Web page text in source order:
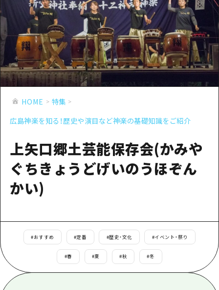
おすすめ
アート
イベント・祭り
グルメ・酒
サイクリング
ショッピング
スポーツ
ナイトライフ
世界遺産
歴史・文化
癒し
自然
モデルコース一覧
Dive! Hiroshima 公式ガイド
広島もしもトラベル
あたらしい非日常
安芸
備北
芸北
弾丸
日帰り
半日
スポット・体験
スポット・体験一覧
広島市周辺
安芸
備後
備北
芸北
宮島周辺
島根県
イベント
旬情報
お役立ち情報
アクセス
二次交通まとめ
手荷物預かり・配送サービス
広島おもてなしパス
HIROSHIMA FREE Wi-Fi
新着情報
お問い合わせ
事業者・学校関係者の皆さま
HOME
特集
広島神楽を知る！歴史や演目など神楽の基礎知識をご紹介
上矢口郷土芸能保存会(かみや
ぐちきょうどげいのうほぞん
かい)
#おすすめ #定番 #歴史・文化 #イベント・祭り
#春 #夏 #秋 #冬